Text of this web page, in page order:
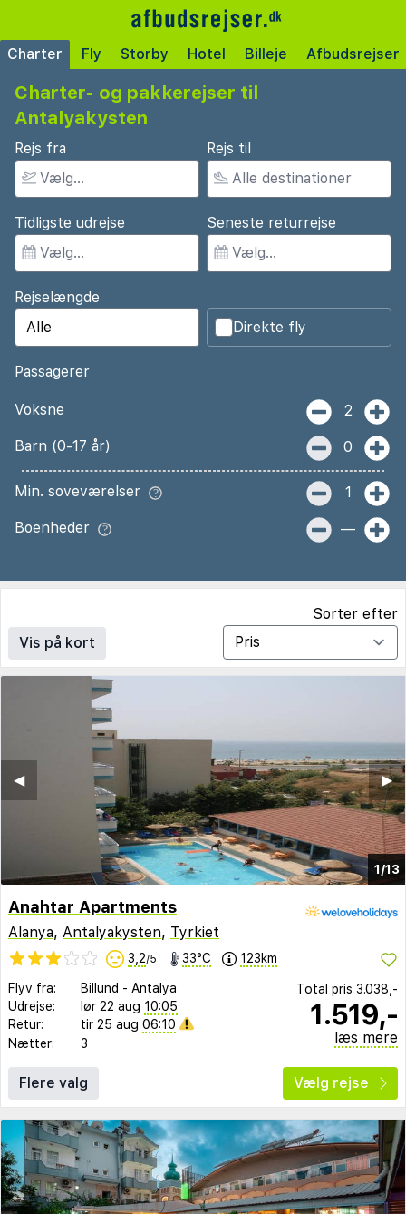
Charter Fly Storby Hotel Billeje Afbudsrejser
Charter- og pakkerejser til
Antalyakysten
Rejs fra Rejs til
Tidligste udrejse Seneste returrejse
Rejselængde
Direkte fly
Passagerer
Voksne 2
Barn (0-17 år) 0
Min. soveværelser 1
Boenheder —
Vis på kort
Sorter efter
1/13
▶︎
◀︎
Anahtar Apartments
Alanya, Antalyakysten, Tyrkiet
3,2/5 33°C 123km
Flyv fra: Billund - Antalya
Udrejse:
lør 22 aug 10:05
Retur:
tir 25 aug 06:10
Nætter:
3
Total pris 3.038,-
1.519,-
læs mere
Flere valg Vælg rejse